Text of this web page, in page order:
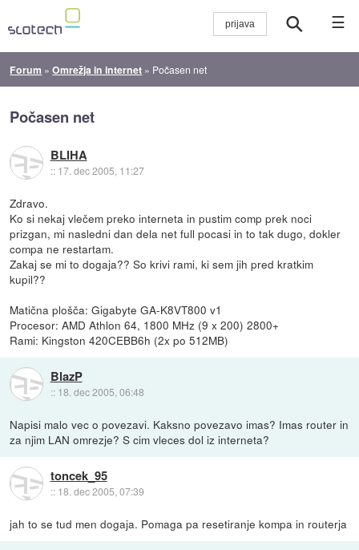
☰
Forum »Omrežja in internet » Počasen net
Počasen net
BLIHA
:: 17. dec 2005, 11:27
Zdravo.
Ko si nekaj vlečem preko interneta in pustim comp prek noci
prizgan, mi nasledni dan dela net full pocasi in to tak dugo, dokler
compa ne restartam.
Zakaj se mi to dogaja?? So krivi rami, ki sem jih pred kratkim
kupil??
Matična plošča: Gigabyte GA-K8VT800 v1
Procesor: AMD Athlon 64, 1800 MHz (9 x 200) 2800+
Rami: Kingston 420CEBB6h (2x po 512MB)
BlazP
:: 18. dec 2005, 06:48
Napisi malo vec o povezavi. Kaksno povezavo imas? Imas router in
za njim LAN omrezje? S cim vleces dol iz interneta?
toncek_95
:: 18. dec 2005, 07:39
jah to se tud men dogaja. Pomaga pa resetiranje kompa in routerja